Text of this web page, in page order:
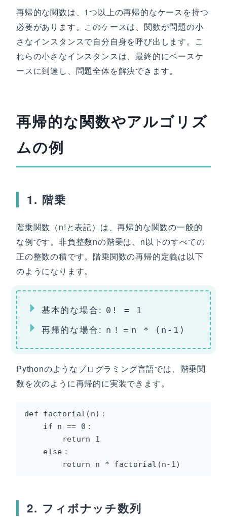
再帰的な関数は、1つ以上の再帰的なケースを持つ
必要があります。このケースは、関数が問題の小
さなインスタンスで自分自身を呼び出します。こ
れらの小さなインスタンスは、最終的にベースケ
ースに到達し、問題全体を解決できます。
再帰的な関数やアルゴリズ
ムの例
1. 階乗
階乗関数（n!と表記）は、再帰的な関数の一般的
な例です。非負整数nの階乗は、n以下のすべての
正の整数の積です。階乗関数の再帰的定義は以下
のようになります。
基本的な場合: 0! = 1
再帰的な場合: n！＝n * (n-1)
Pythonのようなプログラミング言語では、階乗関
数を次のように再帰的に実装できます。
def factorial(n)：
    if n == 0：
        return 1
    else：
        return n * factorial(n-1)
2. フィボナッチ数列